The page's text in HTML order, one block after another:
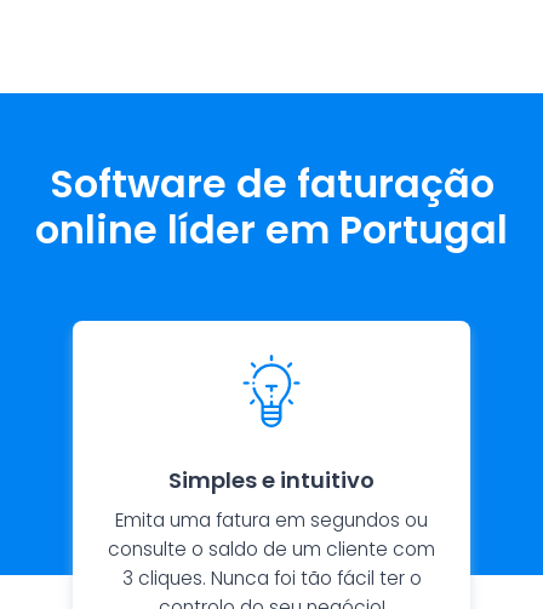
Software de faturação
online líder em Portugal
Simples e intuitivo
Emita uma fatura em segundos ou
consulte o saldo de um cliente com
3 cliques. Nunca foi tão fácil ter o